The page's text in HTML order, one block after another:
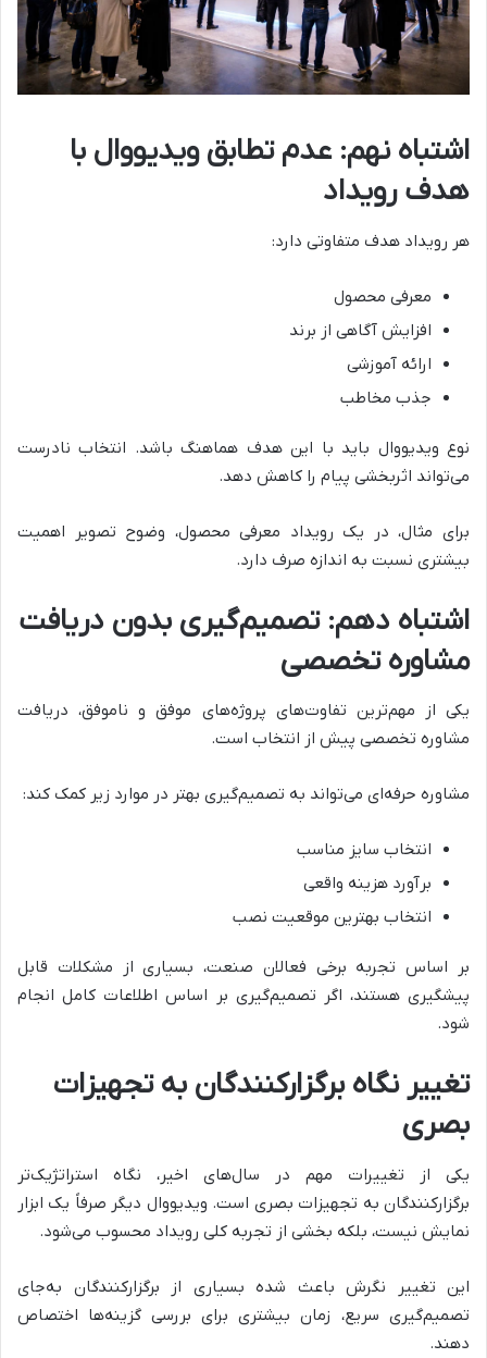
اشتباه نهم: عدم تطابق ویدیووال با
هدف رویداد
هر رویداد هدف متفاوتی دارد:
معرفی محصول
افزایش آگاهی از برند
ارائه آموزشی
جذب مخاطب
نوع ویدیووال باید با این هدف هماهنگ باشد. انتخاب نادرست
می‌تواند اثربخشی پیام را کاهش دهد.
برای مثال، در یک رویداد معرفی محصول، وضوح تصویر اهمیت
بیشتری نسبت به اندازه صرف دارد.
اشتباه دهم: تصمیم‌گیری بدون دریافت
مشاوره تخصصی
یکی از مهم‌ترین تفاوت‌های پروژه‌های موفق و ناموفق، دریافت
مشاوره تخصصی پیش از انتخاب است.
مشاوره حرفه‌ای می‌تواند به تصمیم‌گیری بهتر در موارد زیر کمک کند:
انتخاب سایز مناسب
برآورد هزینه واقعی
انتخاب بهترین موقعیت نصب
بر اساس تجربه برخی فعالان صنعت، بسیاری از مشکلات قابل
پیشگیری هستند، اگر تصمیم‌گیری بر اساس اطلاعات کامل انجام
شود.
تغییر نگاه برگزارکنندگان به تجهیزات
بصری
یکی از تغییرات مهم در سال‌های اخیر، نگاه استراتژیک‌تر
برگزارکنندگان به تجهیزات بصری است. ویدیووال دیگر صرفاً یک ابزار
نمایش نیست، بلکه بخشی از تجربه کلی رویداد محسوب می‌شود.
این تغییر نگرش باعث شده بسیاری از برگزارکنندگان به‌جای
تصمیم‌گیری سریع، زمان بیشتری برای بررسی گزینه‌ها اختصاص
دهند.